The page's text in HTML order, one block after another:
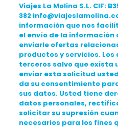
Viajes La Molina S.L. CIF:
382
información que nos
el envío de la información
enviarle ofertas
productos y servicios.
terceros salvo que exista
enviar esta solicitud
da su consentimiento
sus datos. Usted tiene
datos personales,
solicitar su supresión
necesarios para los fines